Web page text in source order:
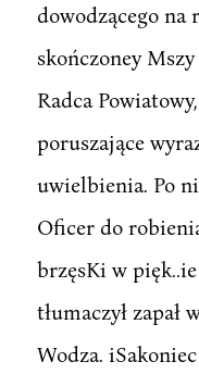
dowodzącego na
skończoney Mszy
Radca
poruszające
uwielbienia. Po
Oficer do
brzęsKi w
tłumaczył zapał
Wodza.